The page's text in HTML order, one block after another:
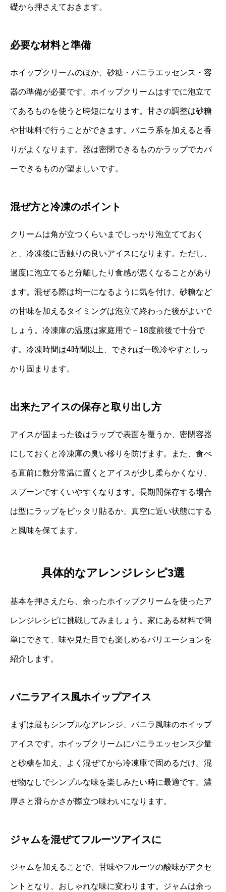
礎から押さえておきます。
必要な材料と準備
ホイップクリームのほか、砂糖・バニラエッセンス・容
器の準備が必要です。ホイップクリームはすでに泡立て
てあるものを使うと時短になります。甘さの調整は砂糖
や甘味料で行うことができます。バニラ系を加えると香
りがよくなります。器は密閉できるものかラップでカバ
ーできるものが望ましいです。
混ぜ方と冷凍のポイント
クリームは角が立つくらいまでしっかり泡立てておく
と、冷凍後に舌触りの良いアイスになります。ただし、
過度に泡立てると分離したり食感が悪くなることがあり
ます。混ぜる際は均一になるように気を付け、砂糖など
の甘味を加えるタイミングは泡立て終わった後がよいで
しょう。冷凍庫の温度は家庭用で－18度前後で十分で
す。冷凍時間は4時間以上、できれば一晩冷やすとしっ
かり固まります。
出来たアイスの保存と取り出し方
アイスが固まった後はラップで表面を覆うか、密閉容器
にしておくと冷凍庫の臭い移りを防げます。また、食べ
る直前に数分常温に置くとアイスが少し柔らかくなり、
スプーンですくいやすくなります。長期間保存する場合
は型にラップをピッタリ貼るか、真空に近い状態にする
と風味を保てます。
具体的なアレンジレシピ3選
基本を押さえたら、余ったホイップクリームを使ったア
レンジレシピに挑戦してみましょう。家にある材料で簡
単にできて、味や見た目でも楽しめるバリエーションを
紹介します。
バニラアイス風ホイップアイス
まずは最もシンプルなアレンジ、バニラ風味のホイップ
アイスです。ホイップクリームにバニラエッセンス少量
と砂糖を加え、よく混ぜてから冷凍庫で固めるだけ。混
ぜ物なしでシンプルな味を楽しみたい時に最適です。濃
厚さと滑らかさが際立つ味わいになります。
ジャムを混ぜてフルーツアイスに
ジャムを加えることで、甘味やフルーツの酸味がアクセ
ントとなり、おしゃれな味に変わります。ジャムは余っ